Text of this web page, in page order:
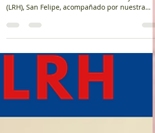
Ingeniería de la Universidad de
Valparaíso
El pasado jueves, un grupo de estudiantes de
(LRH), San Felipe, acompañado por nuestra
orientadora Cecilia Godoy, participó en la
jornada Puertas Abiertas de la Facultad de
Ingeniería de la Universidad de Valparaíso. La
actividad permitió a nuestros estudiantes
carreras del área de ingeniería, recorrer